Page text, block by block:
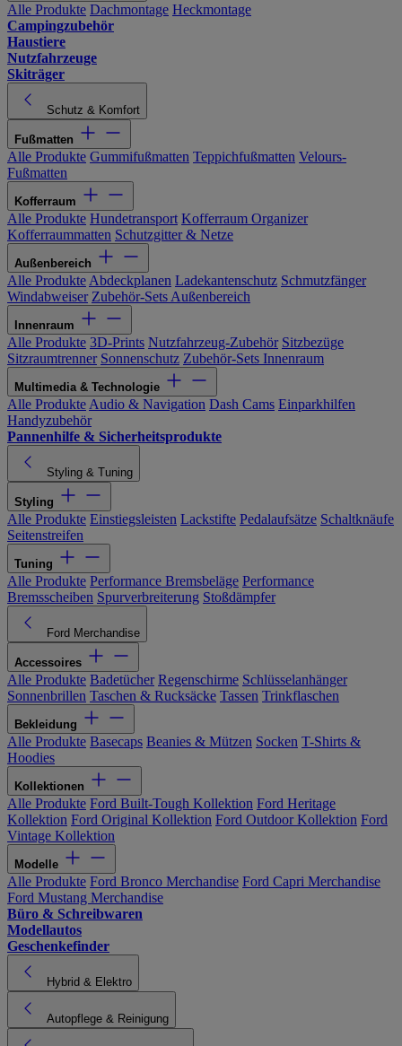
Alle Produkte Dachmontage Heckmontage
Campingzubehör
Haustiere
Nutzfahrzeuge
Skiträger
Schutz & Komfort
Fußmatten
Alle Produkte Gummifußmatten Teppichfußmatten Velours-
Fußmatten
Kofferraum
Alle Produkte Hundetransport Kofferraum Organizer
Kofferraummatten Schutzgitter & Netze
Außenbereich
Alle Produkte Abdeckplanen Ladekantenschutz Schmutzfänger
Windabweiser Zubehör-Sets Außenbereich
Innenraum
Alle Produkte 3D-Prints Nutzfahrzeug-Zubehör Sitzbezüge
Sitzraumtrenner Sonnenschutz Zubehör-Sets Innenraum
Multimedia & Technologie
Alle Produkte Audio & Navigation Dash Cams Einparkhilfen
Handyzubehör
Pannenhilfe & Sicherheitsprodukte
Styling & Tuning
Styling
Alle Produkte Einstiegsleisten Lackstifte Pedalaufsätze Schaltknäufe
Seitenstreifen
Tuning
Alle Produkte Performance Bremsbeläge Performance
Bremsscheiben Spurverbreiterung Stoßdämpfer
Ford Merchandise
Accessoires
Alle Produkte Badetücher Regenschirme Schlüsselanhänger
Sonnenbrillen Taschen & Rucksäcke Tassen Trinkflaschen
Bekleidung
Alle Produkte Basecaps Beanies & Mützen Socken T-Shirts &
Hoodies
Kollektionen
Alle Produkte Ford Built-Tough Kollektion Ford Heritage
Kollektion Ford Original Kollektion Ford Outdoor Kollektion Ford
Vintage Kollektion
Modelle
Alle Produkte Ford Bronco Merchandise Ford Capri Merchandise
Ford Mustang Merchandise
Büro & Schreibwaren
Modellautos
Geschenkefinder
Hybrid & Elektro
Autopflege & Reinigung